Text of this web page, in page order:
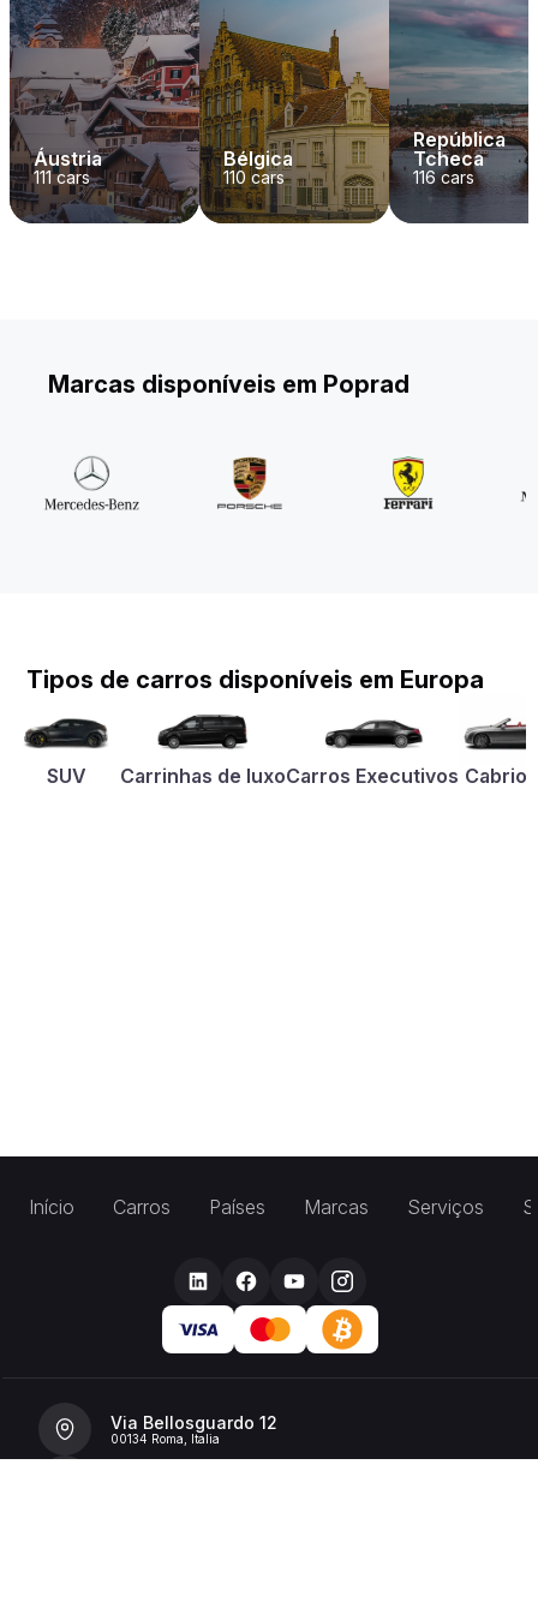
Áustria
111cars
Bélgica
110 cars
República
Tcheca
116cars
Marcas disponíveis em Poprad
Tipos de carros disponíveis em Europa
SUV Carrinhas de luxoCarros Executivos
Início Carros Países Marcas Serviços
Via Bellosguardo 12
00134 Roma, Italia